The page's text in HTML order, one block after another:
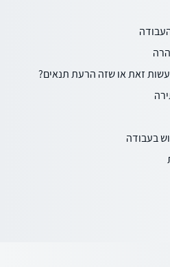
זאת או שזה הרעת תנאים?
בעבודה